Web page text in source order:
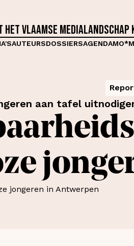
het Vlaamse
AUTEURSDOSSIERSAGENDA
aan tafel